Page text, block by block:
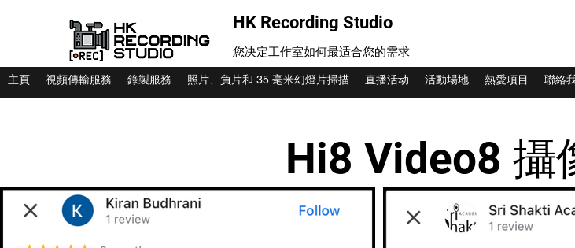
HK Recording Studio
您决定工作室如何最适合您的需求
主頁 視頻傳輸服務 錄製服務 照片、負片和 35 毫米幻燈片掃描 直播活动 活動場地 熱愛項目 聯絡
Hi8 Video8 攝